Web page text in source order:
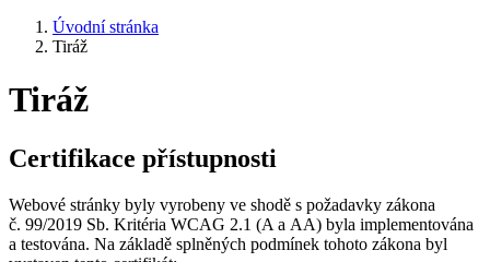
Úvodní stránka
Tiráž
Tiráž
Certifikace přístupnosti
Webové stránky byly vyrobeny ve shodě s požadavky zákona
č. 99/2019 Sb. Kritéria WCAG 2.1 (A a AA) byla implementována
a testována. Na základě splněných podmínek tohoto zákona byl